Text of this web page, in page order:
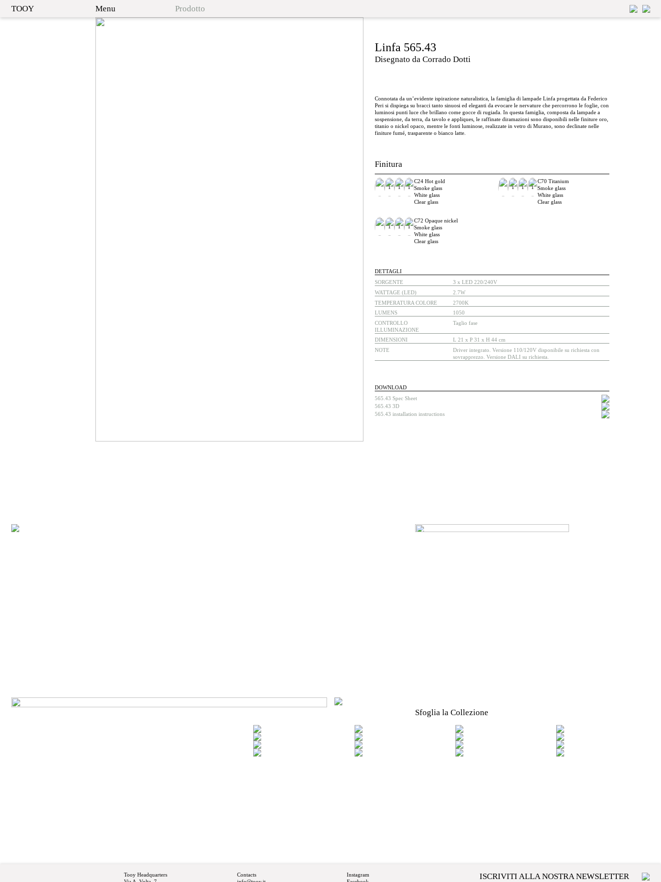
TOOY Menu Prodotto
Linfa 565.43
Disegnato da Corrado Dotti
Connotata da un’evidente ispirazione naturalistica, la famiglia di lampade Linfa progettata da Federico
Peri si dispiega su bracci tanto sinuosi ed eleganti da evocare le nervature che percorrono le foglie, con
luminosi punti luce che brillano come gocce di rugiada. In questa famiglia, composta da lampade a
sospensione, da terra, da tavolo e appliques, le raffinate diramazioni sono disponibili nelle finiture oro,
titanio o nickel opaco, mentre le fonti luminose, realizzate in vetro di Murano, sono declinate nelle
finiture fumé, trasparente o bianco latte.
Finitura
1 1 1
C24 Hot gold
Smoke glass
White glass
Clear glass
1 1 1
C70 Titanium
Smoke glass
White glass
Clear glass
1 1 1
C72 Opaque nickel
Smoke glass
White glass
Clear glass
DETTAGLI
SORGENTE
3 x LED 220/240V
WATTAGE (LED)
2.7W
TEMPERATURA COLORE
2700K
LUMENS
1050
CONTROLLO
ILLUMINAZIONE
Taglio fase
DIMENSIONI
L 21 x P 31 x H 44 cm
NOTE
Driver integrato. Versione 110/120V disponibile su richiesta con
sovrapprezzo. Versione DALI su richiesta.
DOWNLOAD
565.43 Spec Sheet
565.43 3D
565.43 installation instructions
Sfoglia la Collezione
Tooy Headquarters
Contacts
Instagram
ISCRIVITI ALLA NOSTRA NEWSLETTER